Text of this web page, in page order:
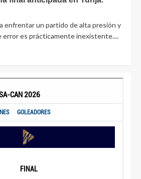
enfrentar un partido de alta presión y
error es prácticamente inexistente....